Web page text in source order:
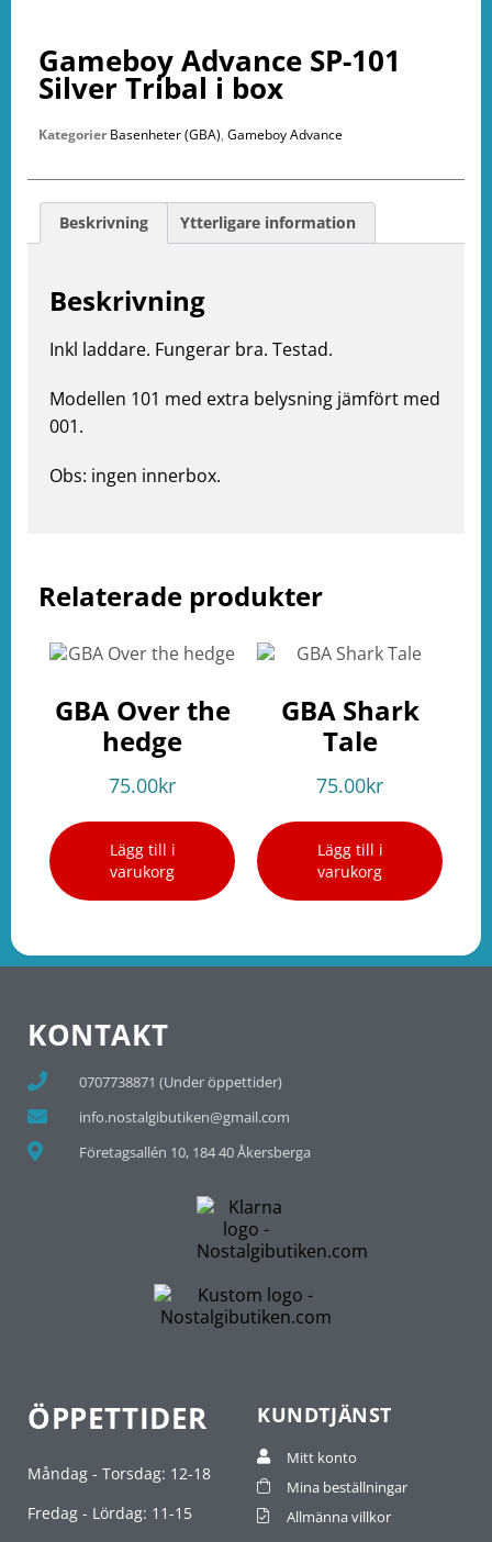
Relaterade produkter
GBA Over the
hedge
75.00kr
Lägg till i
varukorg
GBA Shark
Tale
75.00kr
Lägg till i
varukorg
Gameboy Advance SP-101
Silver Tribal i box
Kategorier Basenheter (GBA), Gameboy Advance
Beskrivning Ytterligare information
Beskrivning
Inkl laddare. Fungerar bra. Testad.
Modellen 101 med extra belysning jämfört med
001.
Obs: ingen innerbox.
KONTAKT
0707738871 (Under öppettider)
info.nostalgibutiken@gmail.com
Företagsallén 10, 184 40 Åkersberga
ÖPPETTIDER
Måndag - Torsdag: 12-18
Fredag - Lördag: 11-15
KUNDTJÄNST
Mitt konto
Mina beställningar
Allmänna villkor